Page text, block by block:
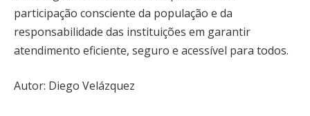
participação consciente da população e da
responsabilidade das instituições em garantir
atendimento eficiente, seguro e acessível para todos.
Autor: Diego Velázquez